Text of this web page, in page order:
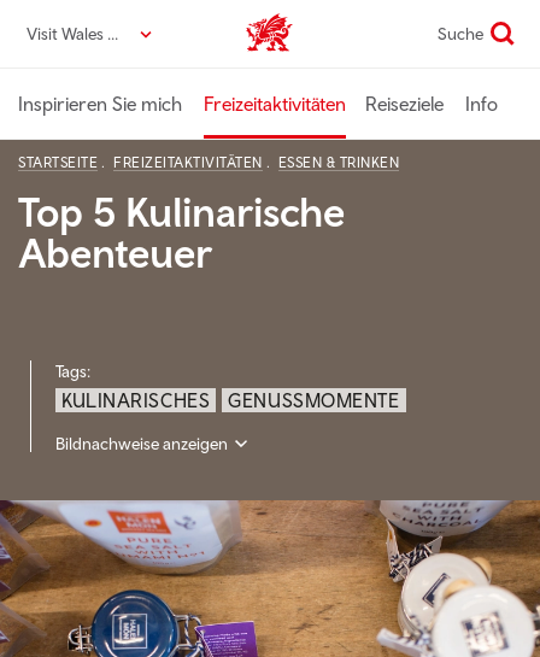
zumVisit Wales DE VisitWales home Suche
Inspirieren Sie mich Freizeitaktivitäten Reiseziele Info
STARTSEITE FREIZEITAKTIVITÄTEN ESSEN & TRINKEN
Top 5 Kulinarische
Abenteuer
Tags:
KULINARISCHES GENUSSMOMENTE
Bildnachweise anzeigen